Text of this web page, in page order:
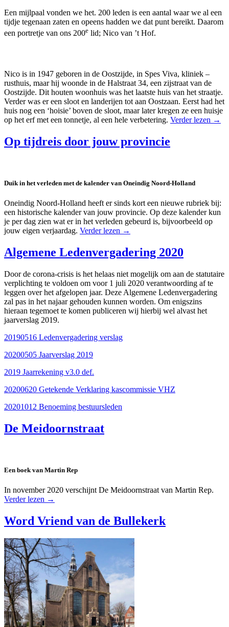
Een mijlpaal vonden we het. 200 leden is een aantal waar we al een
tijdje tegenaan zaten en opeens hadden we dat punt bereikt. Daarom
een portretje van ons 200e lid; Nico van ’t Hof.
Nico is in 1947 geboren in de Oostzijde, in Spes Viva, kliniek –
rusthuis, maar hij woonde in de Halstraat 34, een zijstraat van de
Oostzijde. Dit houten woonhuis was het laatste huis van het straatje.
Verder was er een sloot en landerijen tot aan Oostzaan. Eerst had het
huis nog een ‘hoisie’ boven de sloot, maar later kregen ze een huisje
op het erf met een tonnetje, al een hele verbetering. Verder lezen →
Op tijdreis door jouw provincie
Duik in het verleden met de kalender van Oneindig Noord-Holland
Oneindig Noord-Holland heeft er sinds kort een nieuwe rubriek bij:
een historische kalender van jouw provincie. Op deze kalender kun
je per dag zien wat er in het verleden gebeurd is, bijvoorbeeld op
jouw eigen verjaardag. Verder lezen →
Algemene Ledenvergadering 2020
Door de corona-crisis is het helaas niet mogelijk om aan de statutaire
verplichting te voldoen om voor 1 juli 2020 verantwoording af te
leggen over het afgelopen jaar. Deze Algemene Ledenvergadering
zal pas in het najaar gehouden kunnen worden. Om enigszins
hieraan tegemoet te komen publiceren wij hierbij wel alvast het
jaarverslag 2019.
20190516 Ledenvergadering verslag
20200505 Jaarverslag 2019
2019 Jaarrekening v3.0 def.
20200620 Getekende Verklaring kascommissie VHZ
20201012 Benoeming bestuursleden
De Meidoornstraat
Een boek van Martin Rep
In november 2020 verschijnt De Meidoornstraat van Martin Rep.
Verder lezen →
Word Vriend van de Bullekerk